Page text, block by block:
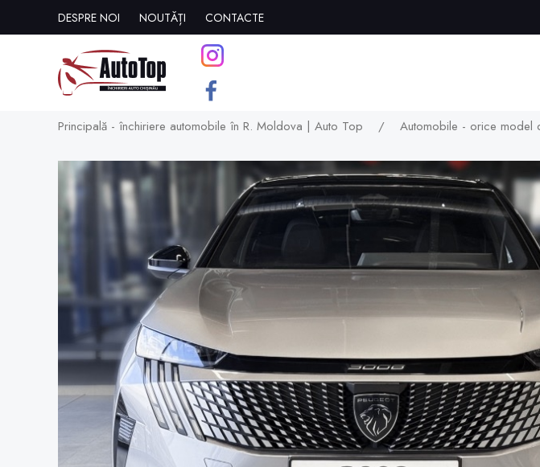
DESPRE NOI NOUTĂȚI CONTACTE
Principală - închiriere automobile în R. Moldova | Auto Top / Automobile - orice model